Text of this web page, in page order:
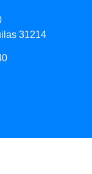
31214